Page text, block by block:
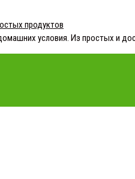
продуктов
условия. Из простых и